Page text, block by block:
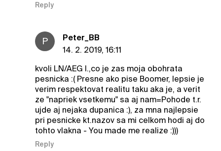
Reply
P
Peter_BB
14. 2. 2019, 16:11
kvoli LN/AEG l.,co je zas moja obohrata
pesnicka :( Presne ako pise Boomer, lepsie je
verim respektovat realitu taku aka je, a verit
ze "napriek vsetkemu" sa aj nam=Pohode t.r.
ujde aj nejaka dupanica :), za mna najlepsie
pri pesnicke kt.nazov sa mi celkom hodi aj do
tohto vlakna - You made me realize :)))
Reply